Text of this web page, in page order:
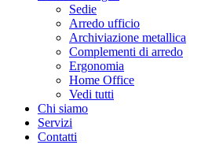
Sedie
Arredo ufficio
Archiviazione metallica
Complementi di arredo
Ergonomia
Home Office
Vedi tutti
Chi siamo
Servizi
Contatti